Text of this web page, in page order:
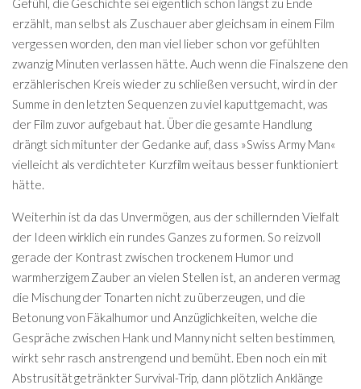
erzählt, man selbst als Zuschauer aber gleichsam in einem Film
vergessen worden, den man viel lieber schon vor gefühlten
zwanzig Minuten verlassen hätte. Auch wenn die Finalszene den
erzählerischen Kreis wieder zu schließen versucht, wird in der
Summe in den letzten Sequenzen zu viel kaputtgemacht, was
der Film zuvor aufgebaut hat. Über die gesamte Handlung
drängt sich mitunter der Gedanke auf, dass »Swiss Army Man«
vielleicht als verdichteter Kurzfilm weitaus besser funktioniert
hätte.
Weiterhin ist da das Unvermögen, aus der schillernden Vielfalt
der Ideen wirklich ein rundes Ganzes zu formen. So reizvoll
gerade der Kontrast zwischen trockenem Humor und
warmherzigem Zauber an vielen Stellen ist, an anderen vermag
die Mischung der Tonarten nicht zu überzeugen, und die
Betonung von Fäkalhumor und Anzüglichkeiten, welche die
Gespräche zwischen Hank und Manny nicht selten bestimmen,
wirkt sehr rasch anstrengend und bemüht. Eben noch ein mit
Abstrusität getränkter Survival-Trip, dann plötzlich Anklänge